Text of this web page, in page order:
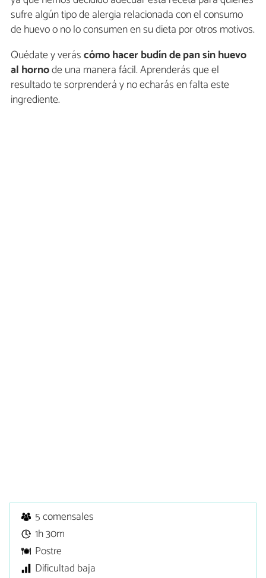
sufre algún tipo de alergia relacionada con el consumo
de huevo o no lo consumen en su dieta por otros motivos.
Quédate y veráscómo hacer budín de pan sin huevo
al hornode una manera fácil. Aprenderás que el
resultado te sorprenderá y no echarás en falta este
ingrediente.
5 comensales
1h 30m
Postre
Dificultad baja